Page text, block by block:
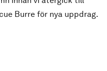
Burre för nya uppdrag.